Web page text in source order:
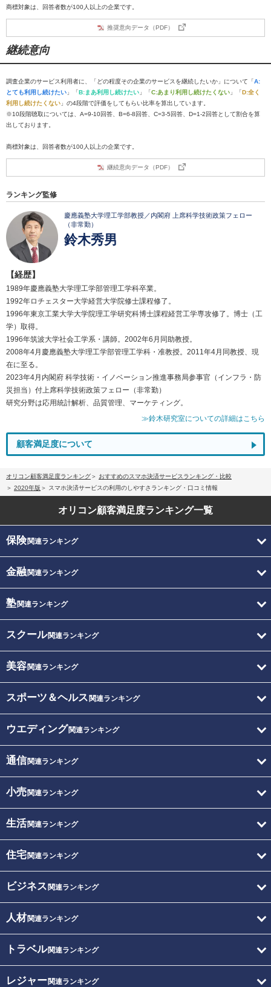
商標対象は、回答者数が100人以上の企業です。
推奨意向データ（PDF）
継続意向
調査企業のサービス利用者に、「どの程度その企業のサービスを継続したいか」について「A:
とても利用し続けたい 」「B:まあ利用し続けたい 」「C:あまり利用し続けたくない 」「D:全く
利用し続けたくない 」の4段階で評価をしてもらい比率を算出しています。
※10段階聴取については、A=9-10回答、B=6-8回答、C=3-5回答、D=1-2回答として割合を算
出しております。
商標対象は、回答者数が100人以上の企業です。
継続意向データ（PDF）
ランキング監修
慶應義塾大学理工学部教授／内閣府 上席科学技術政策フェロー
（非常勤）
鈴木秀男
【経歴】
1989年慶應義塾大学理工学部管理工学科卒業。
1992年ロチェスター大学経営大学院修士課程修了。
1996年東京工業大学大学院理工学研究科博士課程経営工学専攻修了。博士（工
学）取得。
1996年筑波大学社会工学系・講師。2002年6月同助教授。
2008年4月慶應義塾大学理工学部管理工学科・准教授。2011年4月同教授、現
在に至る。
2023年4月内閣府 科学技術・イノベーション推進事務局参事官（インフラ・防
災担当）付上席科学技術政策フェロー（非常勤）
研究分野は応用統計解析、品質管理、マーケティング。
≫鈴木研究室についての詳細はこちら
顧客満足度について
オリコン顧客満足度ランキング
おすすめのスマホ決済サービスランキング・比較
2020年版
スマホ決済サービスの利用のしやすさランキング・口コミ情報
オリコン顧客満足度ランキング一覧
保険関連ランキング
金融関連ランキング
塾関連ランキング
スクール関連ランキング
美容関連ランキング
スポーツ＆ヘルス 関連ランキング
ウエディング関連ランキング
通信関連ランキング
小売関連ランキング
生活関連ランキング
住宅関連ランキング
ビジネス 関連ランキング
人材関連ランキング
トラベル関連ランキング
レジャー関連ランキング